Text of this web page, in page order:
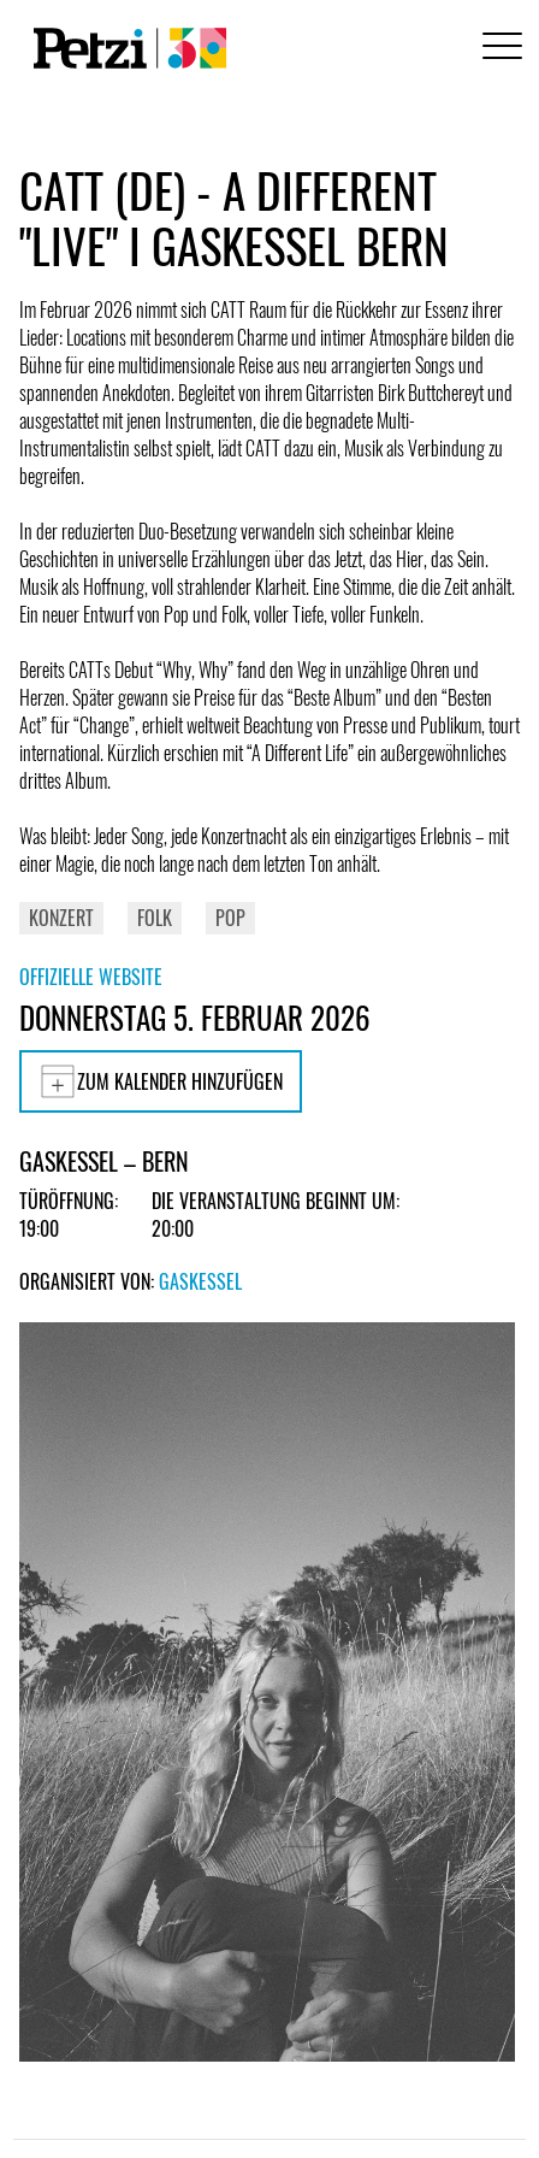
CATT (DE) - A DIFFERENT
"LIVE" I GASKESSEL BERN
Im Februar 2026 nimmt sich CATT Raum für die Rückkehr zur Essenz ihrer
Lieder: Locations mit besonderem Charme und intimer Atmosphäre bilden die
Bühne für eine multidimensionale Reise aus neu arrangierten Songs und
spannenden Anekdoten. Begleitet von ihrem Gitarristen Birk Buttchereyt und
ausgestattet mit jenen Instrumenten, die die begnadete Multi-
Instrumentalistin selbst spielt, lädt CATT dazu ein, Musik als Verbindung zu
begreifen.
In der reduzierten Duo-Besetzung verwandeln sich scheinbar kleine
Geschichten in universelle Erzählungen über das Jetzt, das Hier, das Sein.
Musik als Hoffnung, voll strahlender Klarheit. Eine Stimme, die die Zeit anhält.
Ein neuer Entwurf von Pop und Folk, voller Tiefe, voller Funkeln.
Bereits CATTs Debut “Why, Why” fand den Weg in unzählige Ohren und
Herzen. Später gewann sie Preise für das “Beste Album” und den “Besten
Act” für “Change”, erhielt weltweit Beachtung von Presse und Publikum, tourt
international. Kürzlich erschien mit “A Different Life” ein außergewöhnliches
drittes Album.
Was bleibt: Jeder Song, jede Konzertnacht als ein einzigartiges Erlebnis – mit
einer Magie, die noch lange nach dem letzten Ton anhält.
KONZERT
FOLK POP
OFFIZIELLE WEBSITE
DONNERSTAG 5. FEBRUAR 2026
ZUM KALENDER HINZUFÜGEN
GASKESSEL – BERN
TÜRÖFFNUNG:
19:00
DIE VERANSTALTUNG BEGINNT UM:
20:00
ORGANISIERT VON:GASKESSEL